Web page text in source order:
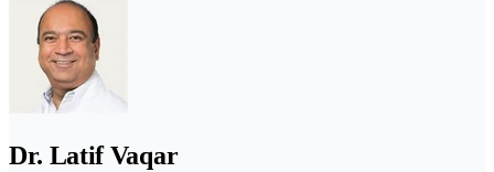
Dr. Latif Vaqar